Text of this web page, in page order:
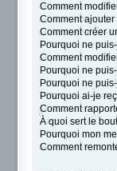
Comment
Comment
Comment créer
Pourquoi ne
Comment
Pourquoi ne
Pourquoi ne
Pourquoi ai-je
Comment
À quoi sert le
Pourquoi mon
Comment